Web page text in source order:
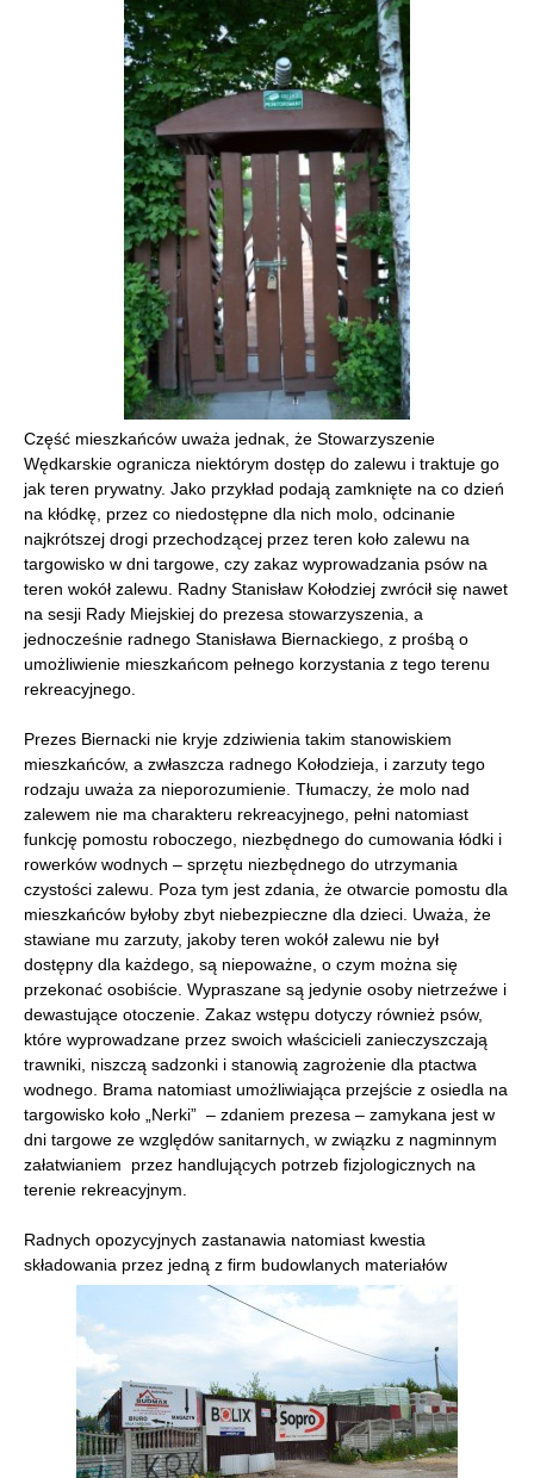
Część mieszkańców uważa jednak, że Stowarzyszenie
Wędkarskie ogranicza niektórym dostęp do zalewu i traktuje go
jak teren prywatny. Jako przykład podają zamknięte na co dzień
na kłódkę, przez co niedostępne dla nich molo, odcinanie
najkrótszej drogi przechodzącej przez teren koło zalewu na
targowisko w dni targowe, czy zakaz wyprowadzania psów na
teren wokół zalewu. Radny Stanisław Kołodziej zwrócił się nawet
na sesji Rady Miejskiej do prezesa stowarzyszenia, a
jednocześnie radnego Stanisława Biernackiego, z prośbą o
umożliwienie mieszkańcom pełnego korzystania z tego terenu
rekreacyjnego.
Prezes Biernacki nie kryje zdziwienia takim stanowiskiem
mieszkańców, a zwłaszcza radnego Kołodzieja, i zarzuty tego
rodzaju uważa za nieporozumienie. Tłumaczy, że molo nad
zalewem nie ma charakteru rekreacyjnego, pełni natomiast
funkcję pomostu roboczego, niezbędnego do cumowania łódki i
rowerków wodnych – sprzętu niezbędnego do utrzymania
czystości zalewu. Poza tym jest zdania, że otwarcie pomostu dla
mieszkańców byłoby zbyt niebezpieczne dla dzieci. Uważa, że
stawiane mu zarzuty, jakoby teren wokół zalewu nie był
dostępny dla każdego, są niepoważne, o czym można się
przekonać osobiście. Wypraszane są jedynie osoby nietrzeźwe i
dewastujące otoczenie. Zakaz wstępu dotyczy również psów,
które wyprowadzane przez swoich właścicieli zanieczyszczają
trawniki, niszczą sadzonki i stanowią zagrożenie dla ptactwa
wodnego. Brama natomiast umożliwiająca przejście z osiedla na
targowisko koło „Nerki” – zdaniem prezesa – zamykana jest w
dni targowe ze względów sanitarnych, w związku z nagminnym
załatwianiem przez handlujących potrzeb fizjologicznych na
terenie rekreacyjnym.
Radnych opozycyjnych zastanawia natomiast kwestia
składowania przez jedną z firm budowlanych materiałów